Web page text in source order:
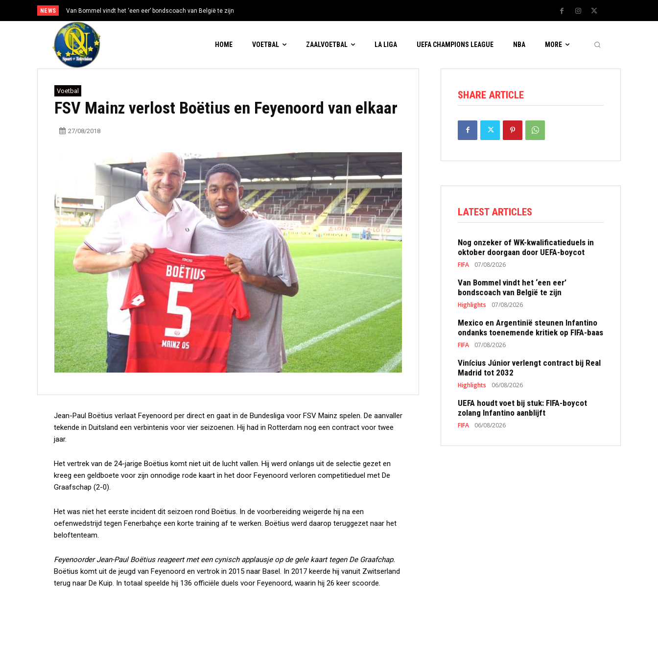
NEWS Van Bommel vindt het ‘een eer’ bondscoach van België te zijn
HOME VOETBAL ZAALVOETBAL LA LIGA UEFA CHAMPIONS LEAGUE NBA MORE
Voetbal
FSV Mainz verlost Boëtius en Feyenoord van elkaar
27/08/2018
Jean-Paul Boëtius verlaat Feyenoord per direct en gaat in de Bundesliga voor FSV Mainz spelen. De aanvaller
tekende in Duitsland een verbintenis voor vier seizoenen. Hij had in Rotterdam nog een contract voor twee
jaar.
Het vertrek van de 24-jarige Boëtius komt niet uit de lucht vallen. Hij werd onlangs uit de selectie gezet en
kreeg een geldboete voor zijn onnodige rode kaart in het door Feyenoord verloren competitieduel met De
Graafschap (2-0).
Het was niet het eerste incident dit seizoen rond Boëtius. In de voorbereiding weigerde hij na een
oefenwedstrijd tegen Fenerbahçe een korte training af te werken. Boëtius werd daarop teruggezet naar het
beloftenteam.
Feyenoorder Jean-Paul Boëtius reageert met een cynisch applausje op de gele kaart tegen De Graafchap.
Boëtius komt uit de jeugd van Feyenoord en vertrok in 2015 naar Basel. In 2017 keerde hij vanuit Zwitserland
terug naar De Kuip. In totaal speelde hij 136 officiële duels voor Feyenoord, waarin hij 26 keer scoorde.
SHARE ARTICLE
LATEST ARTICLES
Nog onzeker of WK-kwalificatieduels in
oktober doorgaan door UEFA-boycot
FIFA 07/08/2026
Van Bommel vindt het ‘een eer’
bondscoach van België te zijn
Highlights 07/08/2026
Mexico en Argentinië steunen Infantino
ondanks toenemende kritiek op FIFA-baas
FIFA 07/08/2026
Vinícius Júnior verlengt contract bij Real
Madrid tot 2032
Highlights 06/08/2026
UEFA houdt voet bij stuk: FIFA-boycot
zolang Infantino aanblijft
FIFA 06/08/2026